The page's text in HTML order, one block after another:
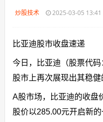
炒股技术 2025-03-05 13:41
比亚迪股市收盘速递
今日，比亚迪（股票代
股市上再次展现出其稳健
A股市场，比亚迪的收盘
股价以285.00元开启新